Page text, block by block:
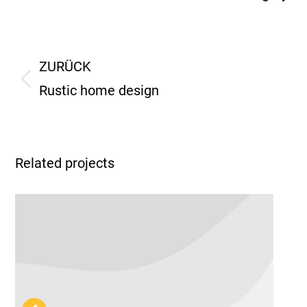
navigation
ZURÜCK
Previous
Rustic home design
Related projects